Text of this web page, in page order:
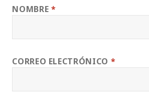
NOMBRE *
CORREO ELECTRÓNICO *